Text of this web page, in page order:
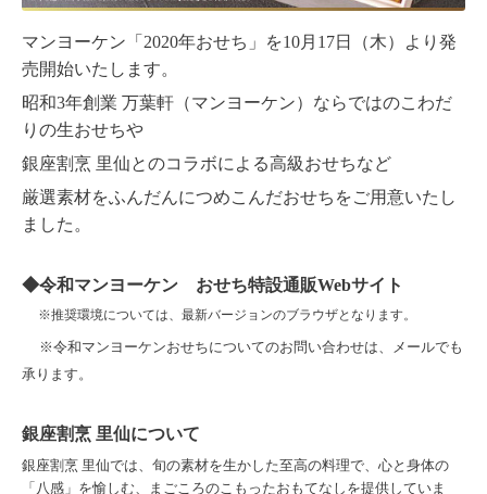
マンヨーケン「2020年おせち」を10月17日（木）より発
売開始いたします。
昭和3年創業 万葉軒（マンヨーケン）ならではのこわだ
りの生おせちや
銀座割烹 里仙とのコラボによる高級おせちなど
厳選素材をふんだんにつめこんだおせちをご用意いたし
ました。
◆令和マンヨーケン おせち特設通販Webサイト
※推奨環境については、最新バージョンのブラウザとなります。
※令和マンヨーケンおせちについてのお問い合わせは、 メールでも
承ります。
銀座割烹 里仙について
銀座割烹 里仙では、旬の素材を生かした至高の料理で、心と身体の
「八感」を愉しむ、まごころのこもったおもてなしを提供していま